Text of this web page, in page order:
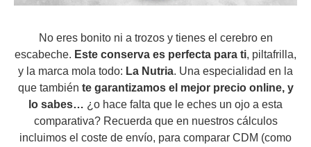
No eres bonito ni a trozos y tienes el cerebro en
escabeche. Este conserva es perfecta para ti, piltafrilla,
y la marca mola todo: La Nutria. Una especialidad en la
que también te garantizamos el mejor precio online, y
lo sabes… ¿o hace falta que le eches un ojo a esta
comparativa? Recuerda que en nuestros cálculos
incluimos el coste de envío, para comparar CDM (como